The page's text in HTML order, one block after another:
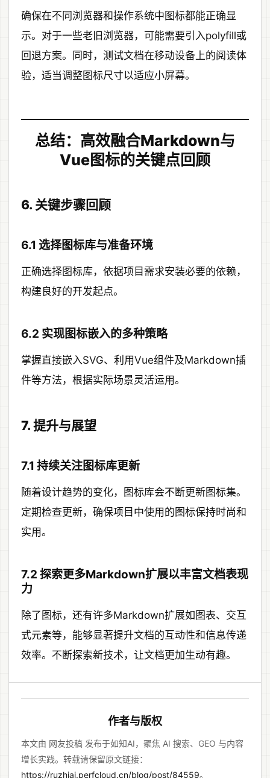
确保在不同浏览器和操作系统中图标都能正确显
示。对于一些老旧浏览器，可能需要引入polyfill或
回退方案。同时，测试文档在移动设备上的阅读体
验，适当调整图标尺寸以适应小屏幕。
总结：高效融合Markdown与
Vue图标的关键点回顾
6. 关键步骤回顾
6.1 选择图标库与准备环境
正确选择图标库，依据项目需求安装必要的依赖，
构建良好的开发起点。
6.2 实现图标嵌入的多种策略
掌握直接嵌入SVG、利用Vue组件及Markdown插
件等方法，根据实际场景灵活运用。
7. 提升与展望
7.1 持续关注图标库更新
随着设计趋势的变化，图标库会不断更新图标集。
定期检查更新，确保项目中使用的图标保持时尚和
实用。
7.2 探索更多Markdown扩展以丰富文档表现
力
除了图标，还有许多Markdown扩展如图表、交互
式元素等，能够显著提升文档的互动性和信息传递
效率。不断探索新技术，让文档更加生动有趣。
作者与版权
本文由 网友投稿 发布于如知AI，聚焦 AI 搜索、GEO 与内容
增长实践。转载请保留原文链接：
https://ruzhiai.perfcloud.cn/blog/post/84559。